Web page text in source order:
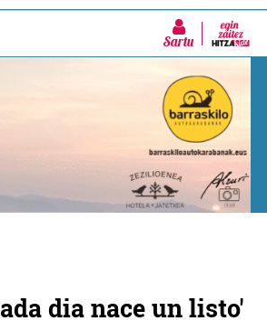
Sartu
dia nace un listo'